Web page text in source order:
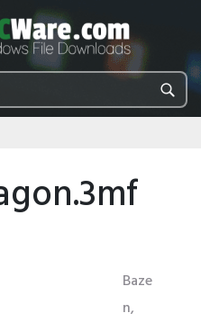
Baze
n,